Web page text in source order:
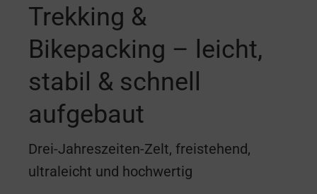
Trekking &
Bikepacking – leicht,
stabil & schnell
aufgebaut
Drei-Jahreszeiten-Zelt, freistehend,
ultraleicht und hochwertig